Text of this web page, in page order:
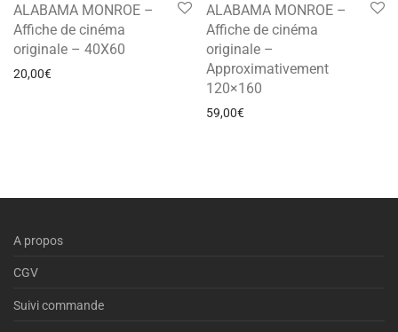
ALABAMA MONROE –
Affiche de cinéma
originale – 40X60
20,00€
ALABAMA MONROE –
Affiche de cinéma
originale –
Approximativement
120×160
59,00€
A propos
CGV
Suivi commande